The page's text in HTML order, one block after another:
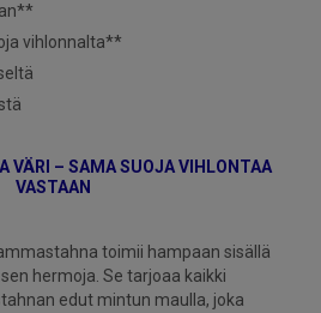
vihlonnalta**
VÄRI – SAMA SUOJA VIHLONTAA
VASTAAN
toimii hampaan sisällä
hermoja. Se tarjoaa kaikki
edut mintun maulla, joka